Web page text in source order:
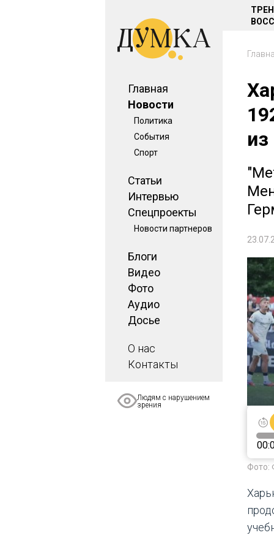
Главная
Новости
Политика
События
Спорт
Статьи
Интервью
Спецпроекты
Новости партнеров
Блоги
Видео
Фото
Аудио
Досье
О нас
Контакты
Людям с нарушением
зрения
Фото: